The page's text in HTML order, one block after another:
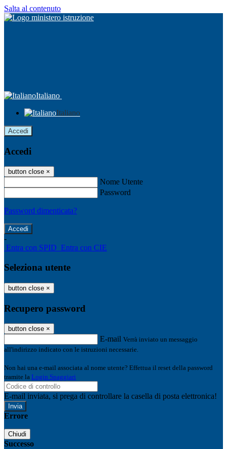
Salta al contenuto
Italiano
Italiano
Accedi
Accedi
button close ×
Nome Utente
Password
Password dimenticata?
-
Entra con SPID Entra con CIE
Seleziona utente
button close ×
Recupero password
button close ×
E-mail Verrà inviato un messaggio
all'indirizzo indicato con le istruzioni necessarie.
Non hai una e-mail associata al nome utente? Effettua il reset della password
tramite la Login Spaggiari
E-mail inviata, si prega di controllare la casella di posta elettronica!
Errore
Chiudi
Successo